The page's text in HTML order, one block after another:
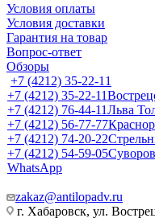
Условия оплаты
Условия доставки
Гарантия на товар
Вопрос-ответ
Обзоры
+7 (4212) 35-22-11
+7 (4212) 35-22-11
+7 (4212) 76-44-11Льва
+7 (4212) 56-77-77
+7 (4212) 74-20-22
+7 (4212) 54-59-05
WhatsApp
zakaz@antilopadv.ru
г. Хабаровск, ул.